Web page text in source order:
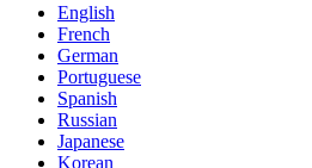
English
French
German
Portuguese
Spanish
Russian
Japanese
Korean